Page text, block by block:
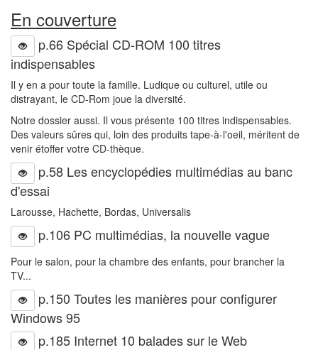
En couverture
p.66 Spécial CD-ROM 100 titres
indispensables
Il y en a pour toute la famille. Ludique ou culturel, utile ou
distrayant, le CD-Rom joue la diversité.
Notre dossier aussi. Il vous présente 100 titres indispensables.
Des valeurs sûres qui, loin des produits tape-à-l'oeil, méritent de
venir étoffer votre CD-thèque.
p.58 Les encyclopédies multimédias au banc
d'essai
Larousse, Hachette, Bordas, Universalis
p.106 PC multimédias, la nouvelle vague
Pour le salon, pour la chambre des enfants, pour brancher la
TV...
p.150 Toutes les manières pour configurer
Windows 95
p.185 Internet 10 balades sur le Web